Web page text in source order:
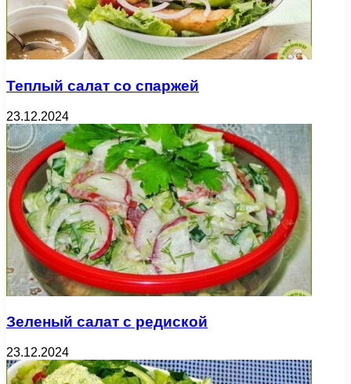
Теплый салат со спаржей
23.12.2024
Зеленый салат с редиской
23.12.2024